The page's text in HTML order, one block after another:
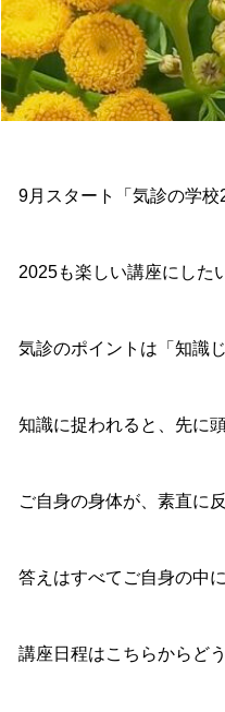
9月スタート「気診の学校
2025も楽しい講座にした
気診のポイントは「知識じ
知識に捉われると、先に
ご自身の身体が、素直に
答えはすべてご自身の中
講座日程はこちらからどう